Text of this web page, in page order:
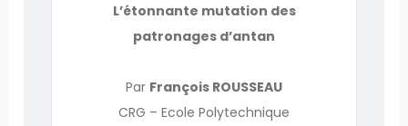
L’étonnante mutation des
patronages d’antan
Par François ROUSSEAU
CRG – Ecole Polytechnique